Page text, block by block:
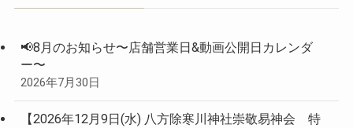
📢8月のお知らせ〜店舗営業日&動画公開日カレンダ
ー〜
2026年7月30日
【2026年12月9日(水) 八方除寒川神社崇敬易神会 特